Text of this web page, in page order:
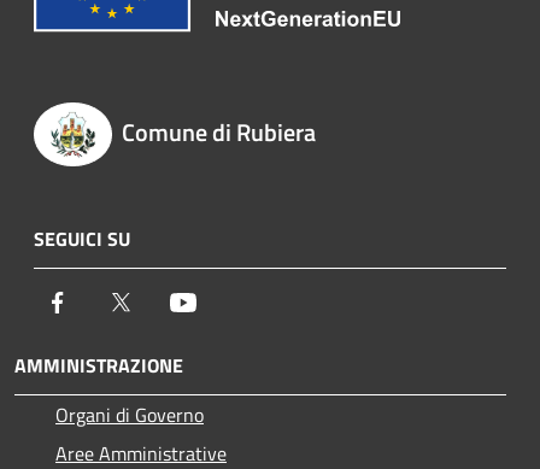
Comune di Rubiera
SEGUICI SU
Facebook Twitter
AMMINISTRAZIONE
Organi di Governo
Aree Amministrative